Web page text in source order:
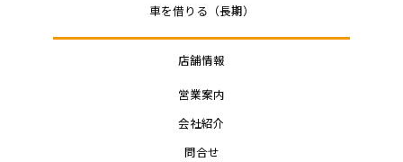
車を借りる（長期）
店舗情報
営業案内
会社紹介
問合せ